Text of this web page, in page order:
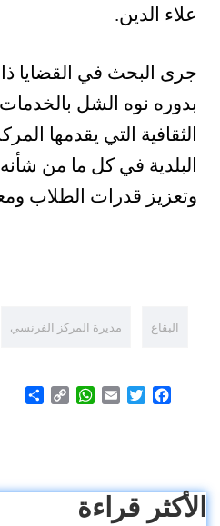
علاء الدين.
جرى البحث في القضايا
بدوره نوه الشل بالخدمات
الثقافية التي يقدمها
البلدية في كل ما من
وتعزيز قدرات الطلاب
البقاع مديرة المركز الفرنسي
Facebook
Twitter
Email
WhatsApp
Copy
الأكثر قراءة